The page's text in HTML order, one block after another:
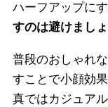
ハーフアップにす
すのは避けまし
普段のおしゃれ
すことで小顔効
真ではカジュア